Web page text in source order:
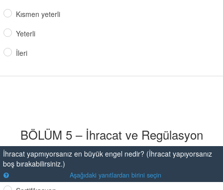
Kısmen yeterli
Yeterli
İleri
BÖLÜM 5 – İhracat ve Regülasyon
İhracat yapmıyorsanız en büyük engel nedir? (İhracat yapıyorsanız
boş bırakabilirsiniz.)
Aşağıdaki yanıtlardan birini seçin